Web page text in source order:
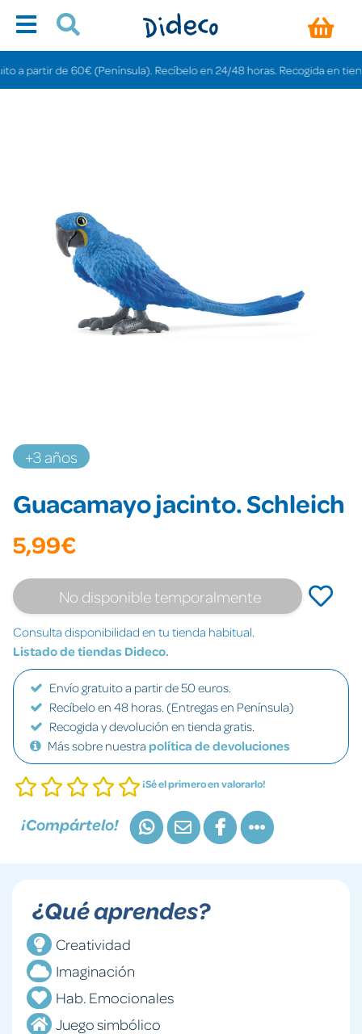
de 60€ (Península). Recíbelo en 24/48 horas. Recogida en tiendas
+3 años
Guacamayo jacinto. Schleich
5,99€
No disponible temporalmente
Consulta disponibilidad en tu tienda habitual.
Listado de tiendas Dideco.
Envío gratuito a partir de 50 euros.
Recíbelo en 48 horas. (Entregas en Península)
Recogida y devolución en tienda gratis.
Más sobre nuestra política de devoluciones
¡Sé el primero en valorarlo!
¡Compártelo!
¿Qué aprendes?
Creatividad
Imaginación
Hab. Emocionales
Juego simbólico